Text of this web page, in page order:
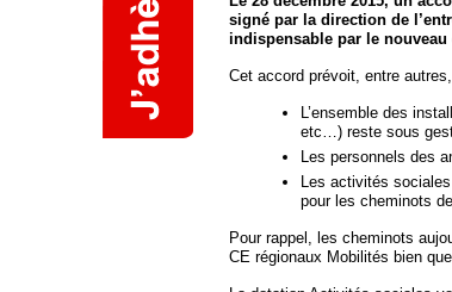
signé par la direction de
indispensable par le
Cet accord prévoit, entre
L’ensemble des
etc…) reste sous
Les personnels des
Les activités
pour les cheminots
Pour rappel, les cheminots
CE régionaux Mobilités bien